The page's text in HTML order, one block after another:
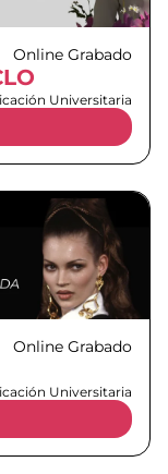
Online Grabado
Universitaria
Online Grabado
Universitaria